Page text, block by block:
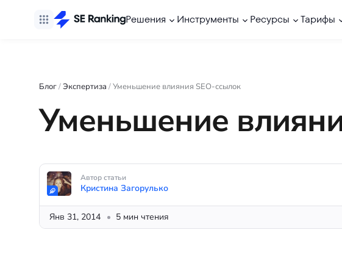
Решения Инструменты Ресурсы Тарифы
Блог/Экспертиза /Уменьшение влияния SEO-ссылок
Уменьшение
Автор статьи
Кристина Загорулько
Янв 31, 2014 5 мин чтения